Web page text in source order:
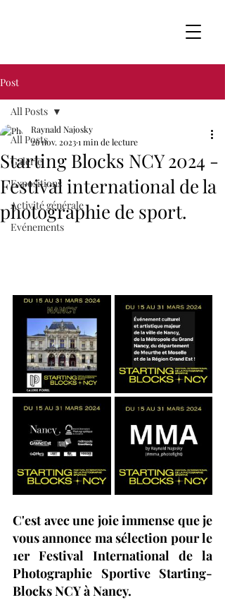
Post
All Posts
Galerie
Expositions
Activité générale
Evénements
All Posts
Starting Blocks NCY 2024 -
Festival international de la
photographie de sport.
Raynald Najosky
26 nov. 20231 min de lecture
C'est avec une joie immense que je
vous annonce ma sélection pour le
1er Festival International de la
Photographie Sportive Starting-
Blocks NCY à Nancy.